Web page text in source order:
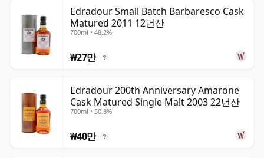
Edradour Small Batch Barbaresco Cask
Matured 2011 12년산
700ml • 48.2%
₩27만 ?
Edradour 200th Anniversary Amarone
Cask Matured Single Malt 2003 22년산
700ml • 50.8%
₩40만 ?